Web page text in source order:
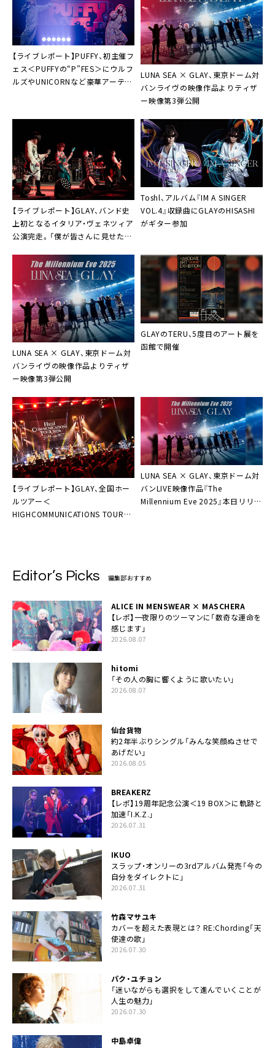
【ライブレポート】PUFFY、初主催フ
ェス＜PUFFYの“P”FES＞にウルフ
ルズやUNICORNなど豪華アーティ
LUNA SEA × GLAY、東京ドーム対
バンライヴの映像作品よりティザ
ー映像第3弾公開
【ライブレポート】GLAY、バンド史
上初となるイタリア・ヴェネツィア
公演完走。「僕が皆さんに見せたか
Toshl、アルバム『IM A SINGER
VOL.4』収録曲にGLAYのHISASHI
がギター参加
LUNA SEA × GLAY、東京ドーム対
バンライヴの映像作品よりティザ
ー映像第3弾公開
GLAYのTERU、5度目のアート展を
函館で開催
【ライブレポート】GLAY、全国ホー
ルツアー＜
HIGHCOMMUNICATIONS TOUR
LUNA SEA × GLAY、東京ドーム対
バンLIVE映像作品『The
Millennium Eve 2025』本日リリー
Editor’s Picks 編集部おすすめ
ALICE IN MENSWEAR × MASCHERA
【レポ】一夜限りのツーマンに「数奇な運命を
感じます」
2026.08.07
hitomi
「その人の胸に響くように歌いたい」
2026.08.07
仙台貨物
約2年半ぶりシングル「みんな笑顔ぬさせで
あげだい」
2026.08.05
BREAKERZ
【レポ】19周年記念公演＜19 BOX＞に軌跡と
加速「I.K.Z.」
2026.07.31
IKUO
スラップ・オンリーの3rdアルバム発売「今の
自分をダイレクトに」
2026.07.31
竹森マサユキ
カバーを超えた表現とは？ RE:Chording「天
使達の歌」
2026.07.30
パク・ユチョン
「迷いながらも選択をして進んでいくことが
人生の魅力」
2026.07.30
中島卓偉